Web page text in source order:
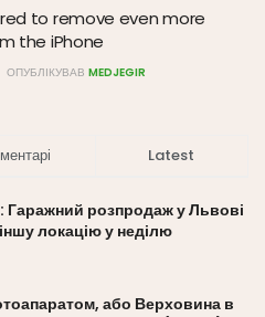
to remove even more
the iPhone
ОПУБЛІКУВАВ MEDJEGIR
Latest
Гаражний розпродаж у Львові
локацію у неділю
або Верховина в